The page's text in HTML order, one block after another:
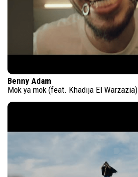
Benny Adam
Mok ya mok (feat. Khadija El Warzazia)